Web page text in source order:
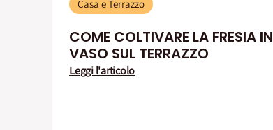
Casa e Terrazzo
COME COLTIVARE LA FRESIA IN
VASO SUL TERRAZZO
Leggi l'articolo